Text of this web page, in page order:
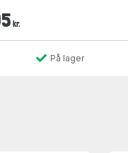
kr.
På lager